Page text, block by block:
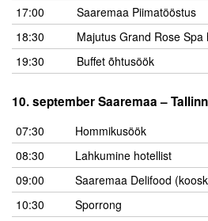
Incoterms® 2020
Abimaterjalid
Projektid
17:00
Saaremaa Piimatööstus
18:30
Majutus Grand Rose Spa
19:30
Buffet õhtusöök
10. september Saaremaa – Tallinn
07:30
Hommikusöök
08:30
Lahkumine hotellist
09:00
Saaremaa Delifood
10:30
Sporrong